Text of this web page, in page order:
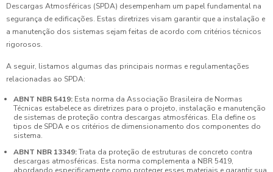
Descargas Atmosféricas (SPDA) desempenham um papel fundamental na
segurança de edificações. Estas diretrizes visam garantir que a instalação e
a manutenção dos sistemas sejam feitas de acordo com critérios técnicos
rigorosos.
A seguir, listamos algumas das principais normas e regulamentações
relacionadas ao SPDA:
ABNT NBR 5419: Esta norma da Associação Brasileira de Normas
Técnicas estabelece as diretrizes para o projeto, instalação e manutenção
de sistemas de proteção contra descargas atmosféricas. Ela define os
tipos de SPDA e os critérios de dimensionamento dos componentes do
sistema.
ABNT NBR 13349:Trata da proteção de estruturas de concreto contra
descargas atmosféricas. Esta norma complementa a NBR 5419,
abordando especificamente como proteger esses materiais e garantir sua